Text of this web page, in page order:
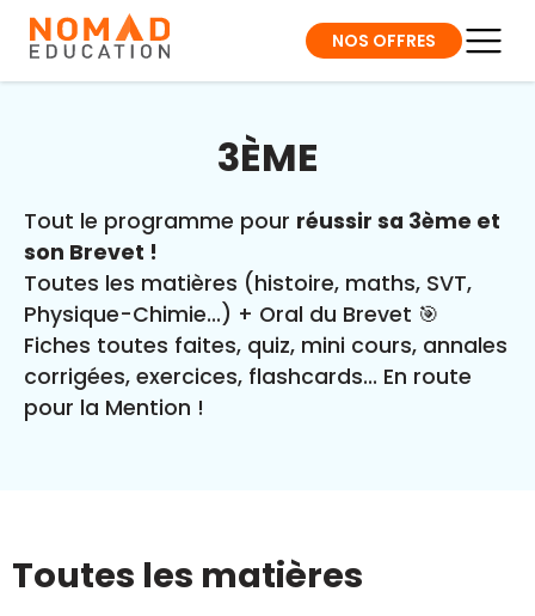
NOS OFFRES
3ÈME
Tout le programme pour réussir sa 3ème et
son Brevet !
Toutes les matières (histoire, maths, SVT,
Physique-Chimie...) + Oral du Brevet 🎯
Fiches toutes faites, quiz, mini cours, annales
corrigées, exercices, flashcards... En route
pour la Mention !
Toutes les matières